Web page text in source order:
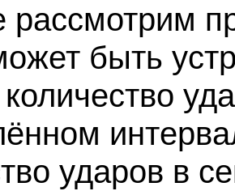
рассмотрим
быть
количество
ударов в